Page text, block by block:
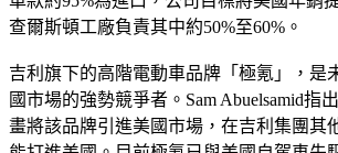
查爾斯頓工廠負責其中約50%至60%。
吉利旗下的高階電動車品牌「極氪」，是
國市場的強勢競爭者。Sam Abuelsamid指
畫將該品牌引進美國市場，在吉利集團其